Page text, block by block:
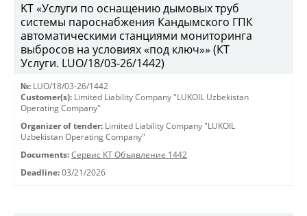
KT «Услуги по оснащению дымовых труб
системы пароснабжения Кандымского ГПК
автоматическими станциями мониторинга
выбросов на условиях «под ключ»» (КТ
Услуги. LUO/18/03-26/1442)
№: LUO/18/03-26/1442
Customer(s): Limited Liability Company "LUKOIL Uzbekistan
Operating Company"
Organizer of tender: Limited Liability Company "LUKOIL
Uzbekistan Operating Company"
Documents: Сервис КТ Объявление 1442
Deadline: 03/21/2026